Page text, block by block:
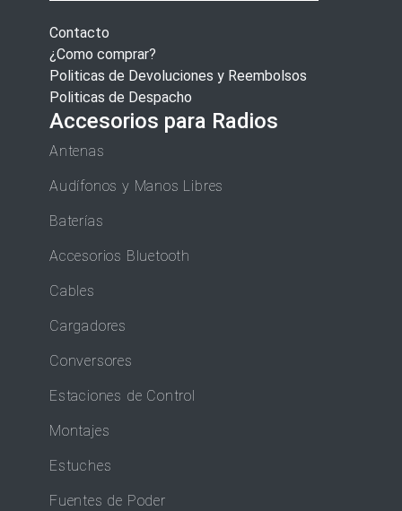
Contacto
¿Como comprar?
Politicas de Devoluciones y Reembolsos
Politicas de Despacho
Accesorios para Radios
Antenas
Audífonos y Manos Libres
Baterías
Accesorios Bluetooth
Cables
Cargadores
Conversores
Estaciones de Control
Montajes
Estuches
Fuentes de Poder